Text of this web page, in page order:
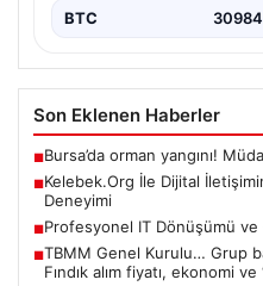
BTC
Son Eklenen Haberler
■Bursa’da orman yangını!
■Kelebek.Org İle Dijital
Deneyimi
■Profesyonel IT Dönüşümü ve
■TBMM Genel Kurulu… Grup
Fındık alım fiyatı, ekonomi ve